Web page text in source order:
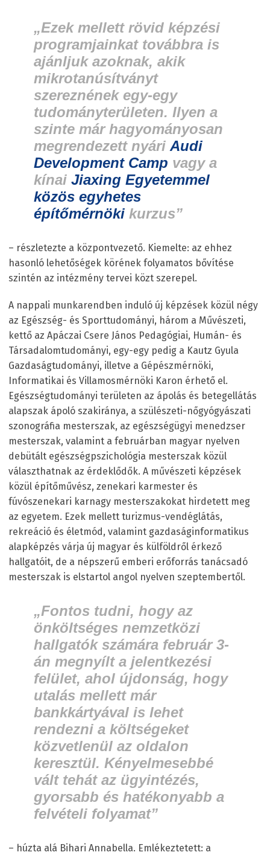
„Ezek mellett rövid képzési
programjainkat továbbra is
ajánljuk azoknak, akik
mikrotanúsítványt
szereznének egy-egy
tudományterületen. Ilyen a
szinte már hagyományosan
megrendezett nyári Audi
Development Camp vagy a
kínai Jiaxing Egyetemmel
közös egyhetes
építőmérnöki kurzus”
– részletezte a központvezető. Kiemelte: az ehhez
hasonló lehetőségek körének folyamatos bővítése
szintén az intézmény tervei közt szerepel.
A nappali munkarendben induló új képzések közül négy
az Egészség- és Sporttudományi, három a Művészeti,
kettő az Apáczai Csere János Pedagógiai, Humán- és
Társadalomtudományi, egy-egy pedig a Kautz Gyula
Gazdaságtudományi, illetve a Gépészmérnöki,
Informatikai és Villamosmérnöki Karon érhető el.
Egészségtudományi területen az ápolás és betegellátás
alapszak ápoló szakiránya, a szülészeti-nőgyógyászati
szonográfia mesterszak, az egészségügyi menedzser
mesterszak, valamint a februárban magyar nyelven
debütált egészségpszichológia mesterszak közül
választhatnak az érdeklődők. A művészeti képzések
közül építőművész, zenekari karmester és
fúvószenekari karnagy mesterszakokat hirdetett meg
az egyetem. Ezek mellett turizmus-vendéglátás,
rekreáció és életmód, valamint gazdaságinformatikus
alapképzés várja új magyar és külföldről érkező
hallgatóit, de a népszerű emberi erőforrás tanácsadó
mesterszak is elstartol angol nyelven szeptembertől.
„Fontos tudni, hogy az
önköltséges nemzetközi
hallgatók számára február 3-
án megnyílt a jelentkezési
felület, ahol újdonság, hogy
utalás mellett már
bankkártyával is lehet
rendezni a költségeket
közvetlenül az oldalon
keresztül. Kényelmesebbé
vált tehát az ügyintézés,
gyorsabb és hatékonyabb a
felvételi folyamat”
– húzta alá Bihari Annabella. Emlékeztetett: a